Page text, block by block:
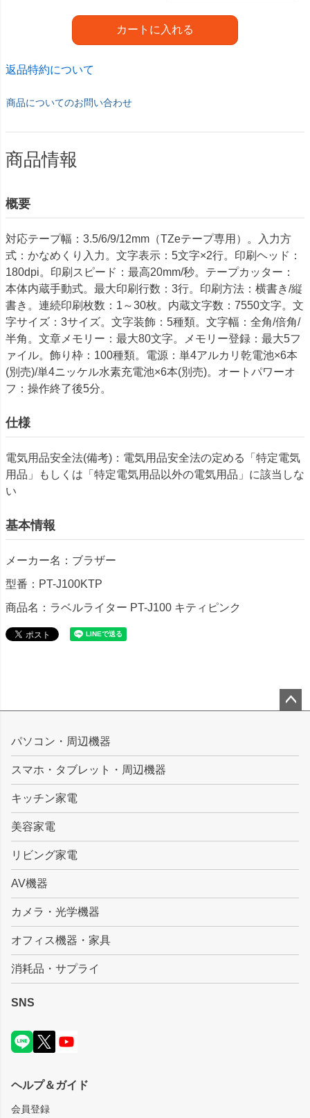
カートに入れる
返品特約について
商品についてのお問い合わせ
商品情報
概要
対応テープ幅：3.5/6/9/12mm（TZeテープ専用）。入力方
式：かなめくり入力。文字表示：5文字×2行。印刷ヘッド：
180dpi。印刷スピード：最高20mm/秒。テープカッター：
本体内蔵手動式。最大印刷行数：3行。印刷方法：横書き/縦
書き。連続印刷枚数：1～30枚。内蔵文字数：7550文字。文
字サイズ：3サイズ。文字装飾：5種類。文字幅：全角/倍角/
半角。文章メモリー：最大80文字。メモリー登録：最大5フ
ァイル。飾り枠：100種類。電源：単4アルカリ乾電池×6本
(別売)/単4ニッケル水素充電池×6本(別売)。オートパワーオ
フ：操作終了後5分。
仕様
電気用品安全法(備考)：電気用品安全法の定める「特定電気
用品」もしくは「特定電気用品以外の電気用品」に該当しな
い
基本情報
メーカー名：ブラザー
型番：PT-J100KTP
商品名：ラベルライター PT-J100 キティピンク
ップ
パソコン・周辺機器
スマホ・タブレット・周辺機器
キッチン家電
美容家電
リビング家電
AV機器
カメラ・光学機器
オフィス機器・家具
消耗品・サプライ
SNS
ヘルプ＆ガイド
会員登録